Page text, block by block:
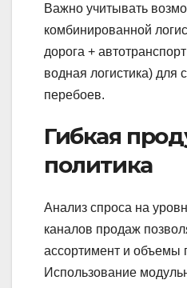
Важно учитывать
комбинированной
дорога +
водная логистика) для
перебоев.
Гибкая
политика
Анализ спроса на
каналов продаж
ассортимент и объемы
Использование